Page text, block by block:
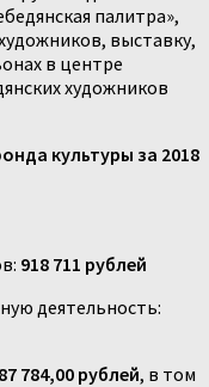
палитра»,
выставку,
в центре
художников
культуры за 2018
918 711 рублей
деятельность:
784,00 рублей, в том